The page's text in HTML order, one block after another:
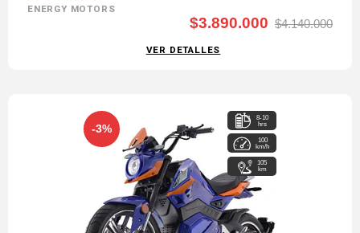
ENERGY MOTORS
$3.890.000 $4.140.000
VER DETALLES
-3%
8-10
hrs
100
km/h
105
km